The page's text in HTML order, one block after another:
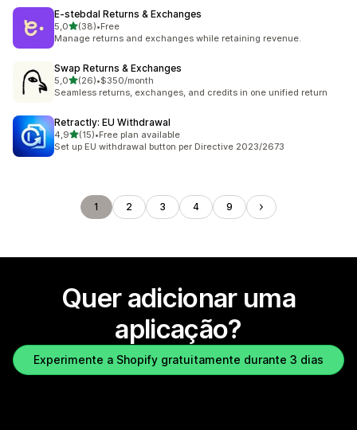
E‑stebdal Returns & Exchanges
5,0de 5 estrelas
(38)
38 total de avaliações
•Free
Manage returns and exchanges while retaining revenue.
Swap Returns & Exchanges
5,0de 5 estrelas
(26)
26 total de avaliações
•$350/month
Seamless returns, exchanges, and credits in one unified return
Retractly: EU Withdrawal
4,9de 5 estrelas
(15)
15 total de avaliações
•Free plan available
Set up EU withdrawal button per Directive 2023/2673
1 2 3 4 9
Quer adicionar uma
aplicação?
Experimente a Shopify gratuitamente durante 3 dias